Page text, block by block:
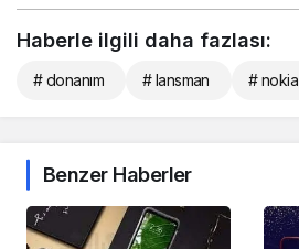
Haberle ilgili daha fazlası:
# donanım # lansman # nokia
Benzer Haberler